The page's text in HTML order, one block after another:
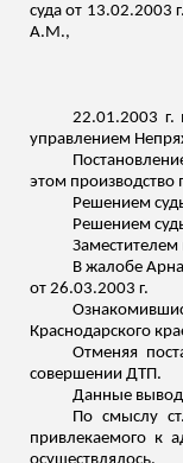
суда от 13.02.2003
А.М.,
22.01.2003 г.
управлением
этом производство
Решением
Решением
Заместителем
В жалобе
от 26.03.2003 г.
Краснодарского
Отменяя
совершении ДТП.
Данные
По смыслу
привлекаемого к